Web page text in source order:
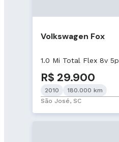
Volkswagen Fox
1.0 Mi Total Flex 8v 5p
R$ 29.900
2010
180.000 km
São José, SC